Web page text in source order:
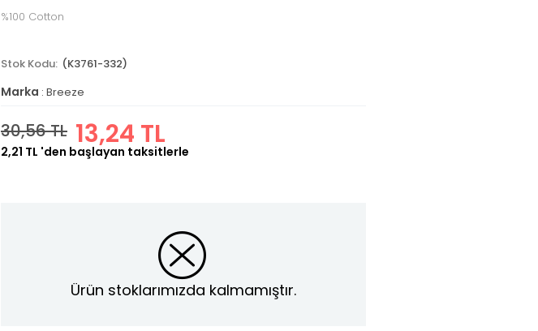
%100 Cotton
(K3761-332)
Marka : Breeze
30,56 TL 13,24 TL
2,21 TL 'den başlayan taksitlerle
Ürün stoklarımızda kalmamıştır.